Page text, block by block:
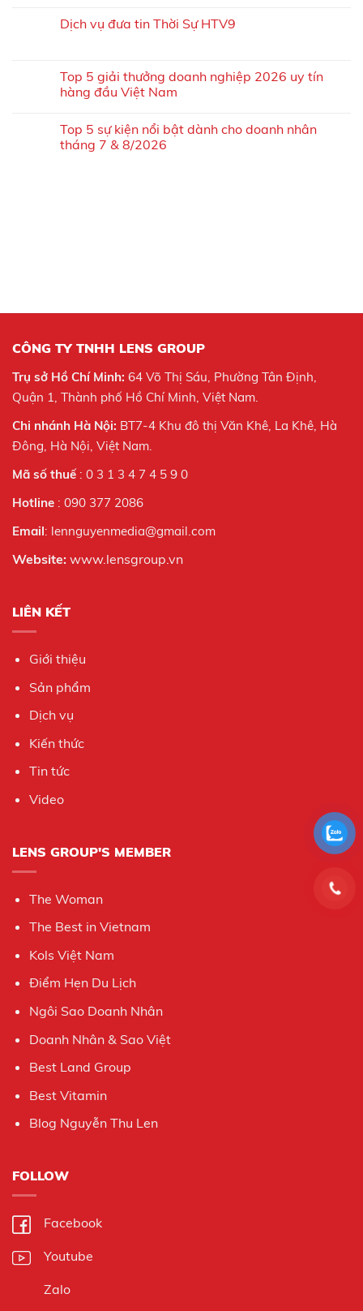
Dịch vụ đưa tin Thời Sự HTV9
Top 5 giải thưởng doanh nghiệp 2026 uy tín
hàng đầu Việt Nam
Top 5 sự kiện nổi bật dành cho doanh nhân
tháng 7 & 8/2026
CÔNG TY TNHH LENS GROUP
Trụ sở Hồ Chí Minh: 64 Võ Thị Sáu, Phường Tân Định,
Quận 1, Thành phố Hồ Chí Minh, Việt Nam.
Chi nhánh Hà Nội: BT7-4 Khu đô thị Văn Khê, La Khê, Hà
Đông, Hà Nội, Việt Nam.
Mã số thuế: 0 3 1 3 4 7 4 5 9 0
Hotline : 090 377 2086
Email: lennguyenmedia@gmail.com
Website: www.lensgroup.vn
LIÊN KẾT
Giới thiệu
Sản phẩm
Dịch vụ
Kiến thức
Tin tức
Video
LENS GROUP'S MEMBER
The Woman
The Best in Vietnam
Kols Việt Nam
Điểm Hẹn Du Lịch
Ngôi Sao Doanh Nhân
Doanh Nhân & Sao Việt
Best Land Group
Best Vitamin
Blog Nguyễn Thu Len
FOLLOW
Facebook
Youtube
Zalo